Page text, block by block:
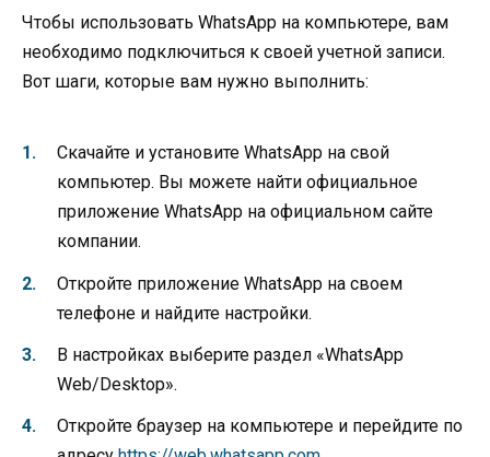
Чтобы использовать WhatsApp на компьютере, вам
необходимо подключиться к своей учетной записи.
Вот шаги, которые вам нужно выполнить:
Скачайте и установите WhatsApp на свой
компьютер. Вы можете найти официальное
приложение WhatsApp на официальном сайте
компании.
Откройте приложение WhatsApp на своем
телефоне и найдите настройки.
В настройках выберите раздел «WhatsApp
Web/Desktop».
Откройте браузер на компьютере и перейдите по